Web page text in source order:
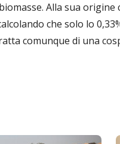
Alla sua origine
che solo lo
comunque di una